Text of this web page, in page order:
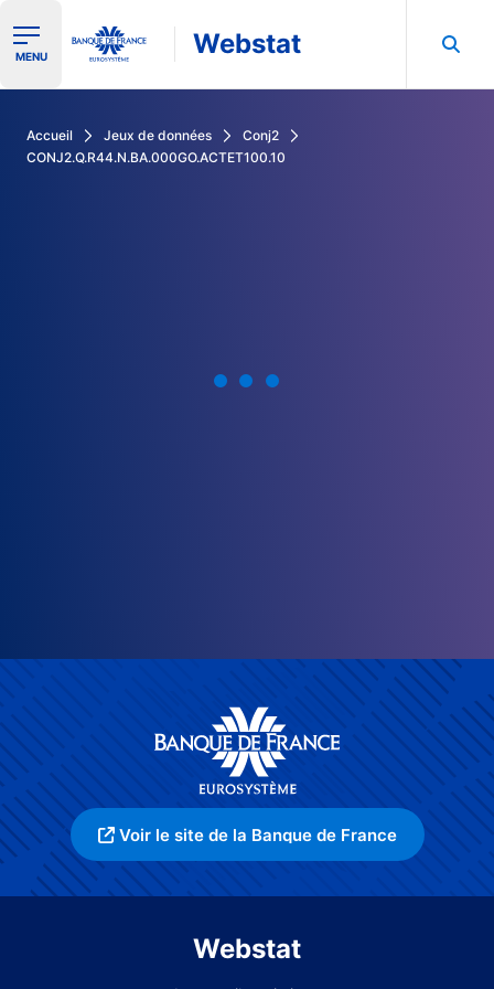
Ouvrir le menu de navigation
MENU Webstat
Accueil Jeux de données
Conj2
CONJ2.Q.R44.N.BA.000GO.ACTET100.10
Voir le site de la Banque de France
Webstat